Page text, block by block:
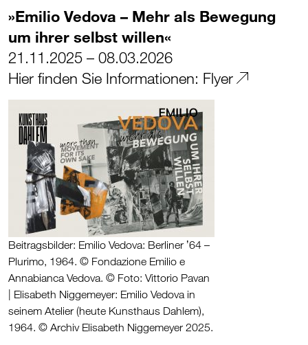
»Emilio Vedova – Mehr als Bewegung
um ihrer selbst willen«
21.11.2025 – 08.03.2026
Hier finden Sie Informationen: Flyer
Beitragsbilder: Emilio Vedova: Berliner ʼ64 –
Plurimo, 1964. © Fondazione Emilio e
Annabianca Vedova. © Foto: Vittorio Pavan
| Elisabeth Niggemeyer: Emilio Vedova in
seinem Atelier (heute Kunsthaus Dahlem),
1964. © Archiv Elisabeth Niggemeyer 2025.